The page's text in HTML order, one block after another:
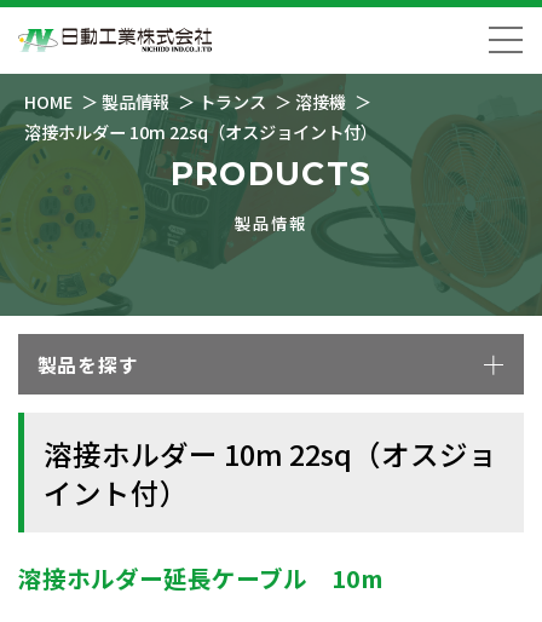
HOME 製品情報 トランス
溶接機
溶接ホルダー 10m 22sq（オスジョイント付）
PRODUCTS
製品情報
製品を探す
溶接ホルダー 10m 22sq（オスジョ
イント付）
溶接ホルダー延長ケーブル 10m